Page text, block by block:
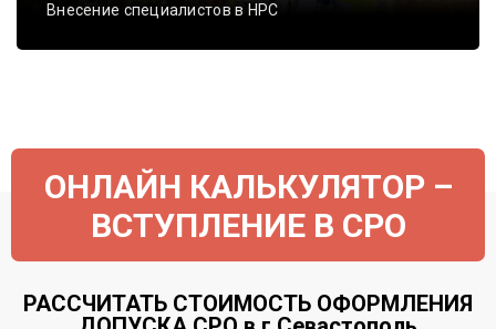
Внесение специалистов в НРС
ОНЛАЙН КАЛЬКУЛЯТОР –
ВСТУПЛЕНИЕ В СРО
РАССЧИТАТЬ СТОИМОСТЬ ОФОРМЛЕНИЯ